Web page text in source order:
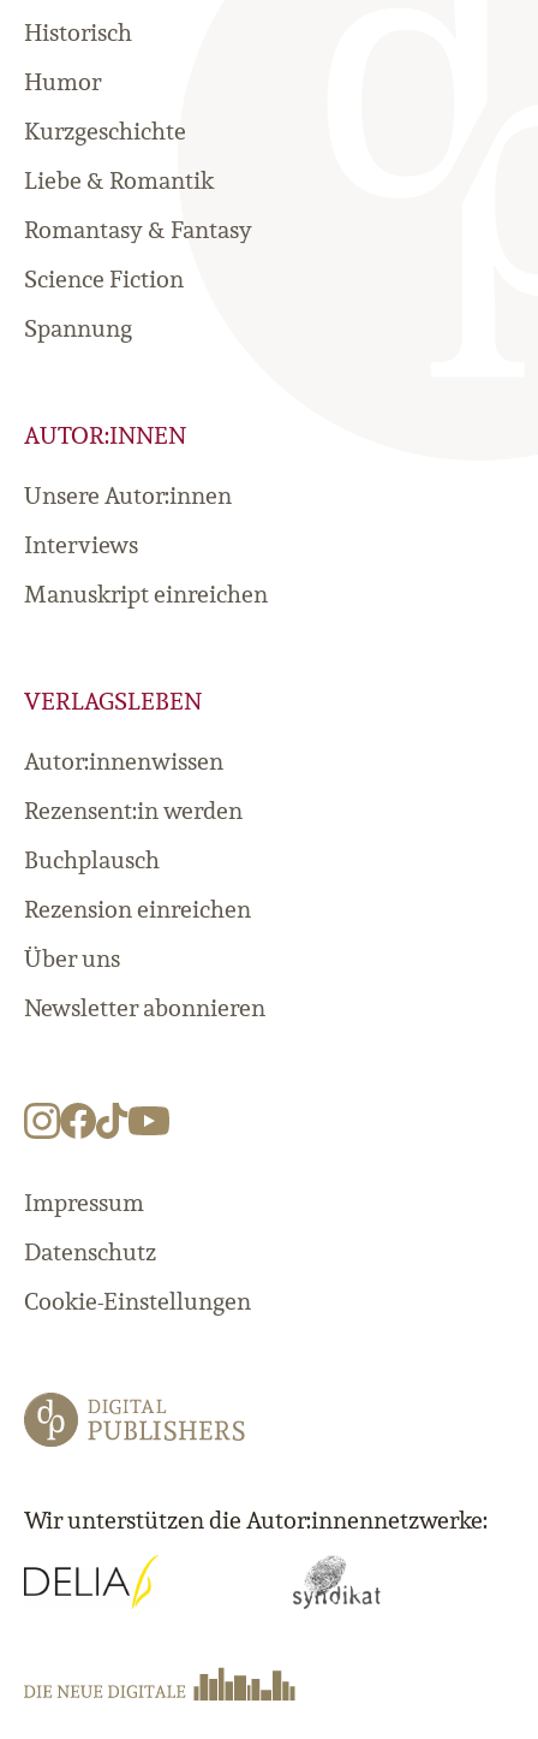
Historisch
Humor
Kurzgeschichte
Liebe & Romantik
Romantasy & Fantasy
Science Fiction
Spannung
AUTOR:INNEN
Unsere Autor:innen
Interviews
Manuskript einreichen
VERLAGSLEBEN
Autor:innenwissen
Rezensent:in werden
Buchplausch
Rezension einreichen
Über uns
Newsletter abonnieren
Impressum
Datenschutz
Cookie-Einstellungen
Wir unterstützen die Autor:innennetzwerke: